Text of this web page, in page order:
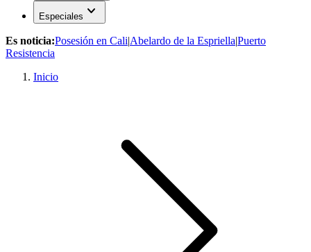
Especiales expand_more
Es noticia:Posesión en Cali|Abelardo de la Espriella|Puerto
Resistencia
Inicio